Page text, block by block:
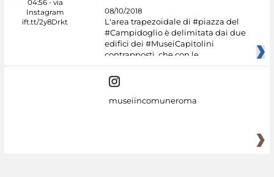
08/10/2018
L'area trapezoidale di #piazza del
#Campidoglio è delimitata dai due
edifici dei #MuseiCapitolini
contrapposti, che con le
museiincomuneroma